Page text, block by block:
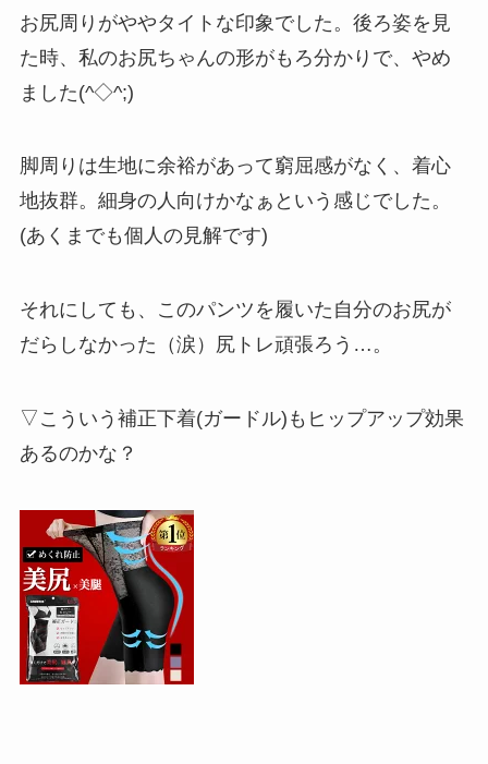
お尻周りがややタイトな印象でした。後ろ姿を見
た時、私のお尻ちゃんの形がもろ分かりで、やめ
ました(^◇^;)
脚周りは生地に余裕があって窮屈感がなく、着心
地抜群。細身の人向けかなぁという感じでした。
(あくまでも個人の見解です)
それにしても、このパンツを履いた自分のお尻が
だらしなかった（涙）尻トレ頑張ろう…。
▽こういう補正下着(ガードル)もヒップアップ効果
あるのかな？